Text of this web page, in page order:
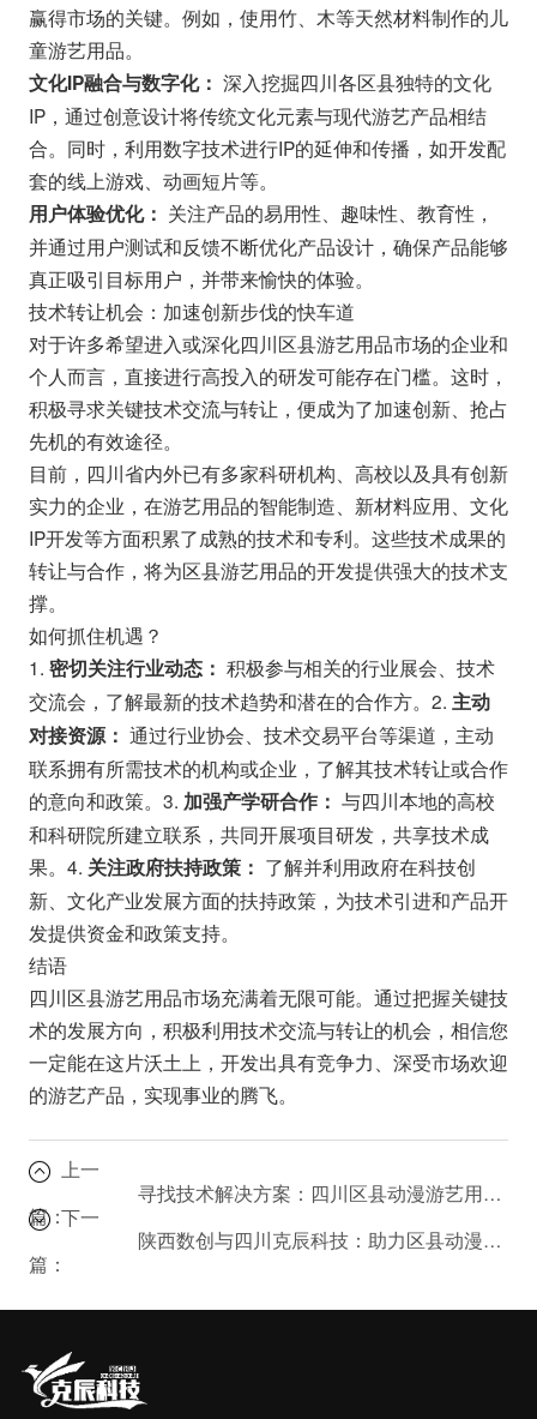
赢得市场的关键。例如，使用竹、木等天然材料制作的儿
童游艺用品。
文化IP融合与数字化： 深入挖掘四川各区县独特的文化
IP，通过创意设计将传统文化元素与现代游艺产品相结
合。同时，利用数字技术进行IP的延伸和传播，如开发配
套的线上游戏、动画短片等。
用户体验优化： 关注产品的易用性、趣味性、教育性，
并通过用户测试和反馈不断优化产品设计，确保产品能够
真正吸引目标用户，并带来愉快的体验。
技术转让机会：加速创新步伐的快车道
对于许多希望进入或深化四川区县游艺用品市场的企业和
个人而言，直接进行高投入的研发可能存在门槛。这时，
积极寻求关键技术交流与转让，便成为了加速创新、抢占
先机的有效途径。
目前，四川省内外已有多家科研机构、高校以及具有创新
实力的企业，在游艺用品的智能制造、新材料应用、文化
IP开发等方面积累了成熟的技术和专利。这些技术成果的
转让与合作，将为区县游艺用品的开发提供强大的技术支
撑。
如何抓住机遇？
1. 密切关注行业动态： 积极参与相关的行业展会、技术
交流会，了解最新的技术趋势和潜在的合作方。2. 主动
对接资源： 通过行业协会、技术交易平台等渠道，主动
联系拥有所需技术的机构或企业，了解其技术转让或合作
的意向和政策。3. 加强产学研合作： 与四川本地的高校
和科研院所建立联系，共同开展项目研发，共享技术成
果。4. 关注政府扶持政策： 了解并利用政府在科技创
新、文化产业发展方面的扶持政策，为技术引进和产品开
发提供资金和政策支持。
结语
四川区县游艺用品市场充满着无限可能。通过把握关键技
术的发展方向，积极利用技术交流与转让的机会，相信您
一定能在这片沃土上，开发出具有竞争力、深受市场欢迎
的游艺产品，实现事业的腾飞。
上一
篇：
寻找技术解决方案：四川区县动漫游艺用品的增长引擎
下一
篇：
陕西数创与四川克辰科技：助力区县动漫游艺用品的创意内容应用